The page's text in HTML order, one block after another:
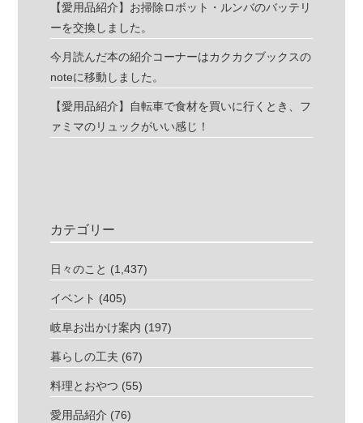
【愛用品紹介】お掃除ロボット・ルンバのバッテリ
ーを交換しました。
今月読んだ本の紹介コーナーはカクカクブックスの
noteに移動しました。
【愛用品紹介】自転車で食材を買いに行くとき、フ
ァミマのリュックがいい感じ！
カテゴリー
日々のこと (1,437)
イベント (405)
岐阜お出かけ案内 (197)
暮らしの工夫 (67)
料理とおやつ (55)
愛用品紹介 (76)